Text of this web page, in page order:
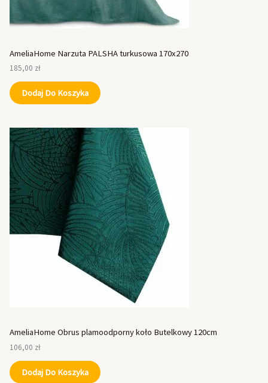
AmeliaHome Narzuta PALSHA turkusowa 170x270
185,00 zł
Dodaj Do Koszyka
AmeliaHome Obrus plamoodporny koło Butelkowy 120cm
106,00 zł
Dodaj Do Koszyka